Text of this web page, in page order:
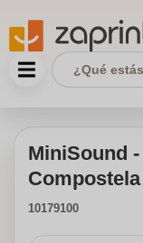
MiniSound
Compostela
10179100